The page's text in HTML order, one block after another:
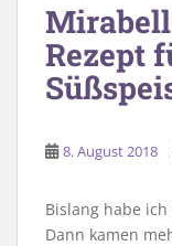
Rezept
8. August 2018
Bislang habe
Dann kamen